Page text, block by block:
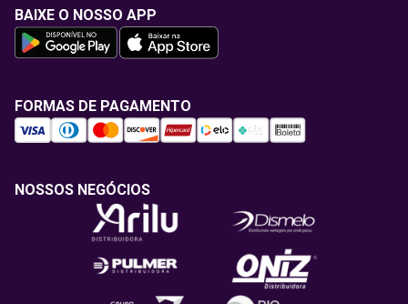
BAIXE O NOSSO APP
FORMAS DE PAGAMENTO
NOSSOS NEGÓCIOS